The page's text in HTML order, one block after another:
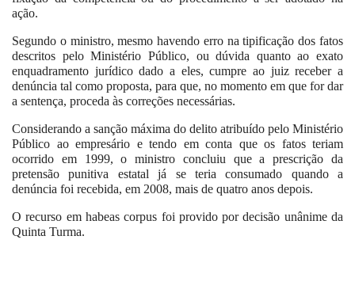
ação.
Segundo o ministro, mesmo havendo erro na tipificação dos fatos
descritos pelo Ministério Público, ou dúvida quanto ao exato
enquadramento jurídico dado a eles, cumpre ao juiz receber a
denúncia tal como proposta, para que, no momento em que for dar
a sentença, proceda às correções necessárias.
Considerando a sanção máxima do delito atribuído pelo Ministério
Público ao empresário e tendo em conta que os fatos teriam
ocorrido em 1999, o ministro concluiu que a prescrição da
pretensão punitiva estatal já se teria consumado quando a
denúncia foi recebida, em 2008, mais de quatro anos depois.
O recurso em habeas corpus foi provido por decisão unânime da
Quinta Turma.